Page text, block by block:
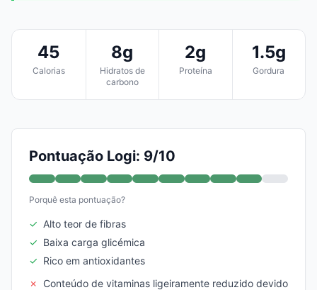
45
Calorias
8g
Hidratos de
carbono
2g
Proteína
1.5g
Gordura
Pontuação Logi: 9/10
Porquê esta pontuação?
✓ Alto teor de fibras
✓ Baixa carga glicémica
✓ Rico em antioxidantes
✗
Conteúdo de vitaminas ligeiramente reduzido devido